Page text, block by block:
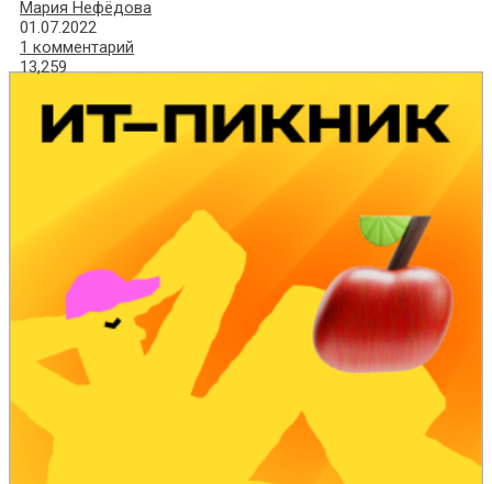
Мария Нефёдова
01.07.2022
1 комментарий
13,259